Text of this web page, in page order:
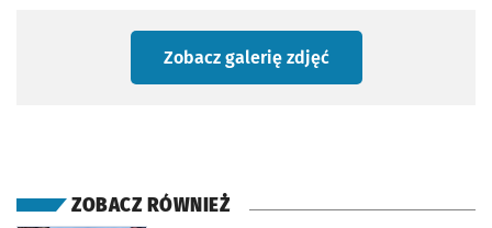
Zobacz galerię zdjęć
ZOBACZ RÓWNIEŻ